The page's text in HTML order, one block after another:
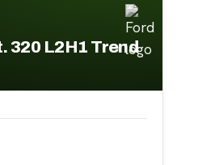
320 L2H1 Trend